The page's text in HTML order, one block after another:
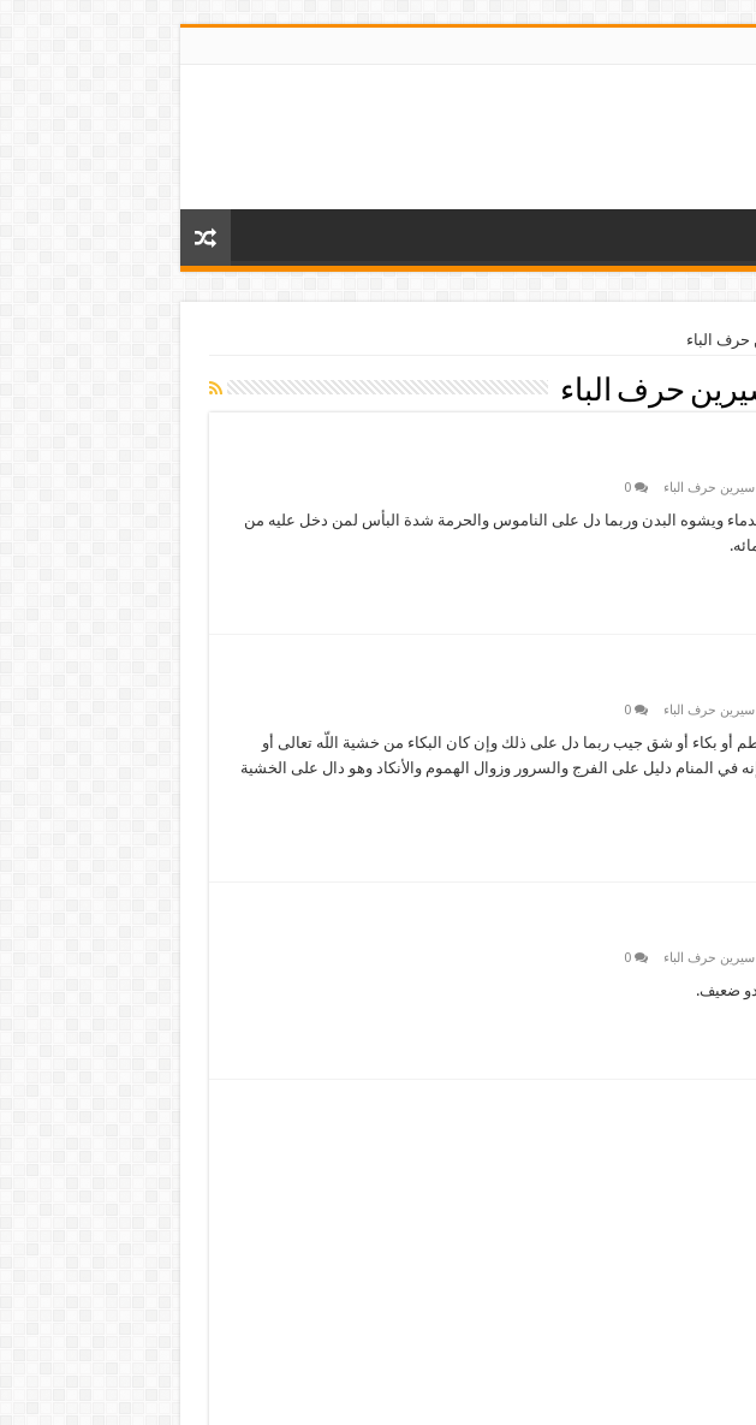
حرف الباء
حرف الباء
سيرين حرف الباء 0
ويشوه البدن وربما دل على الناموس والحرمة شدة البأس لمن دخل عليه من
سيرين حرف الباء 0
أو بكاء أو شق جيب ربما دل على ذلك وإن كان البكاء من خشية اللّه تعالى أو
المنام دليل على الفرج والسرور وزوال الهموم والأنكاد وهو دال على الخشية
سيرين حرف الباء 0
ضعيف.